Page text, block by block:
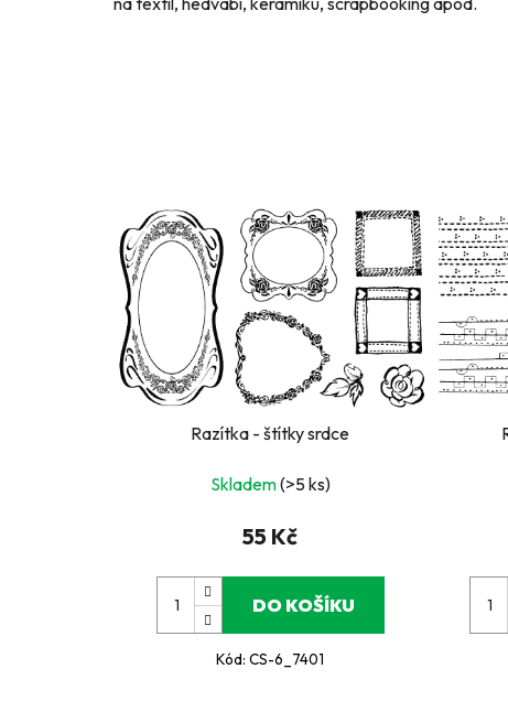
Razítka - štítky srdce
Skladem(>5 ks)
55 Kč
DO KOŠÍKU
Kód:CS-6_7401